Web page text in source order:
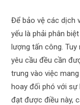
Để bảo vệ các dịch
yếu là phải phân
lượng tấn công. Tuy
yêu cầu đều cần
trung vào việc
hoay đối phó với sự
đạt được điều này,